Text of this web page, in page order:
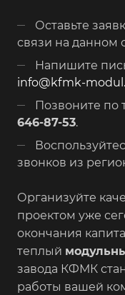
Оставьте
связи на данном
Напишите
info@kfmk-
Позвоните по
646-87-53.
звонков из
Организуйте
проектом уже
окончания
теплый
завода КФМК
работы вашей